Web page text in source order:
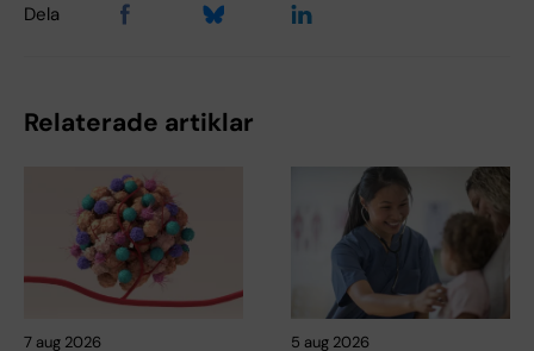
Dela
Relaterade artiklar
7 aug 2026 5 aug 2026